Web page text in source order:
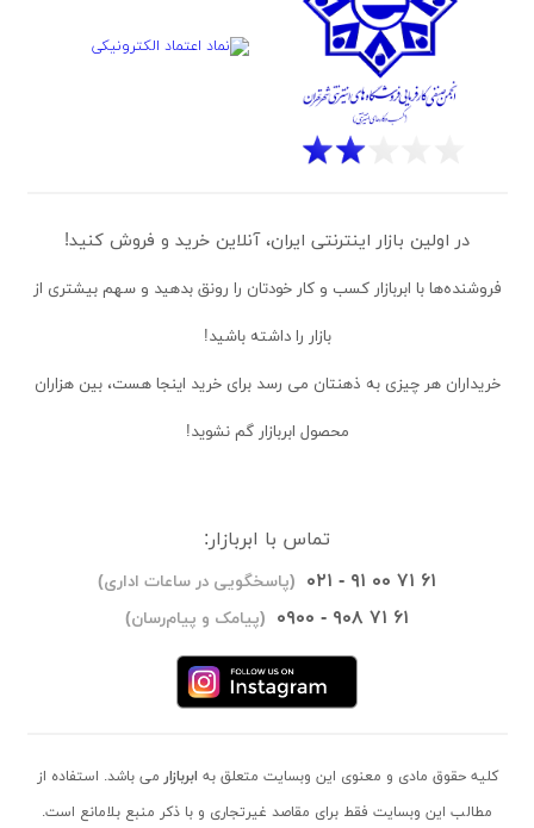
در اولین بازار اینترنتی ایران، آنلاین خرید و فروش کنید!
فروشنده‌ها با ابربازار کسب و کار خودتان را رونق بدهید و سهم بیشتری از
بازار را داشته باشید!
خریداران هر چیزی به ذهنتان می رسد برای خرید اینجا هست، بین هزاران
محصول ابربازار گم نشوید!
تماس با ابربازار:
۰۲۱ - ۹۱ ۰۰ ۷۱ ۶۱ (پاسخگویی در ساعات اداری)
۰۹۰۰ - ۹۰۸ ۷۱ ۶۱ (پیامک و پیام‌رسان)
کلیه حقوق مادی و معنوی این وبسایت متعلق به ابربازار می باشد. استفاده از
مطالب این وبسایت فقط برای مقاصد غیرتجاری و با ذکر منبع بلامانع است.